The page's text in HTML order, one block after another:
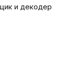
и декодер